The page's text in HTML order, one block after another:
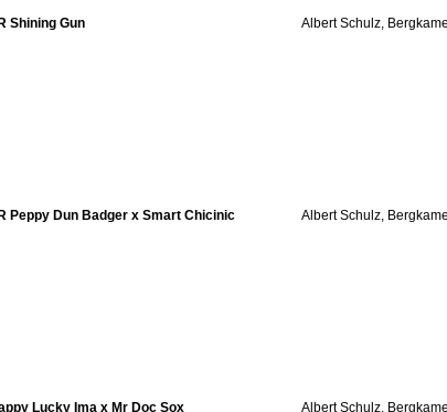
Shining Gun Albert Schulz,
Peppy Dun Badger x Smart Chicinic Albert Schulz,
Lucky Ima x Mr Doc Sox Albert Schulz,